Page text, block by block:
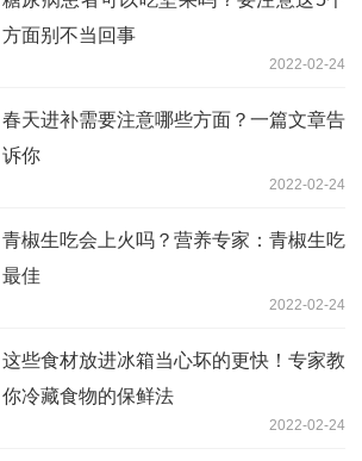
方面别不当回事
2022-02-24
春天进补需要注意哪些方面？一篇文章告
诉你
2022-02-24
青椒生吃会上火吗？营养专家：青椒生吃
最佳
2022-02-24
这些食材放进冰箱当心坏的更快！专家教
你冷藏食物的保鲜法
2022-02-24